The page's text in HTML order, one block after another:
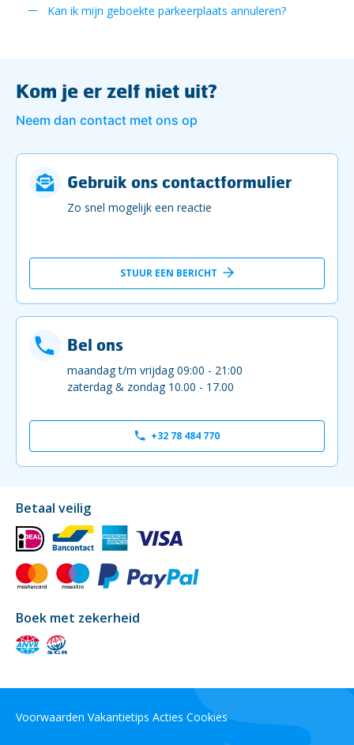
Kan ik mijn geboekte parkeerplaats annuleren?
Kom je er zelf niet uit?
Neem dan contact met ons op
Gebruik ons contactformulier
Zo snel mogelijk een reactie
STUUR EEN BERICHT
Bel ons
maandag t/m vrijdag 09:00 - 21:00
zaterdag & zondag 10.00 - 17.00
+32 78 484 770
Betaal veilig
Boek met zekerheid
Voorwaarden Vakantietips Acties Cookies